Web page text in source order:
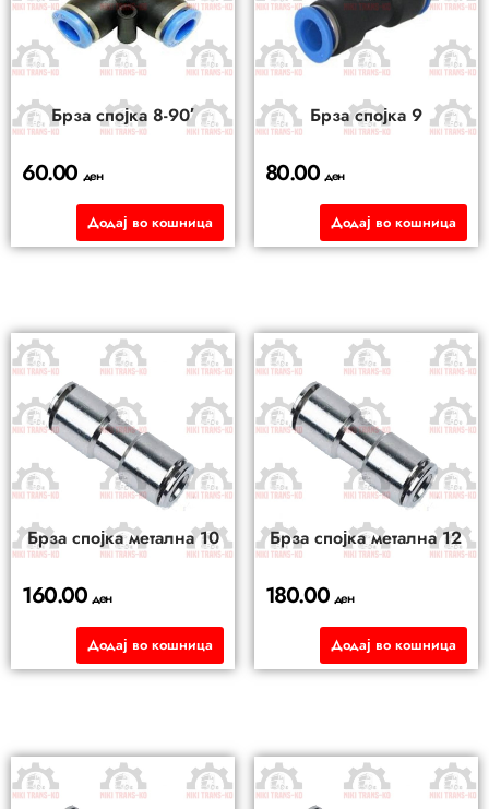
Брза спојка 8-90′
60.00 ден
Додај во кошница
Брза спојка 9
80.00ден
Додај во кошница
Брза спојка метална 10
160.00ден
Додај во кошница
Брза спојка метална 12
180.00 ден
Додај во кошница